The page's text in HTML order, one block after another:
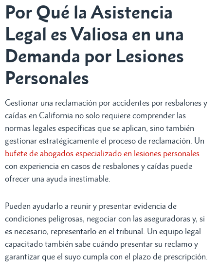
Por Qué la Asistencia
Legal es Valiosa en una
Demanda por Lesiones
Personales
Gestionar una reclamación por accidentes por resbalones y
caídas en California no solo requiere comprender las
normas legales específicas que se aplican, sino también
gestionar estratégicamente el proceso de reclamación. Un
bufete de abogados especializado en lesiones personales
con experiencia en casos de resbalones y caídas puede
ofrecer una ayuda inestimable.
Pueden ayudarlo a reunir y presentar evidencia de
condiciones peligrosas, negociar con las aseguradoras y, si
es necesario, representarlo en el tribunal. Un equipo legal
capacitado también sabe cuándo presentar su reclamo y
garantizar que el suyo cumpla con el plazo de prescripción.